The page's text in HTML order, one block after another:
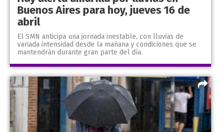
Buenos Aires para hoy, jueves 16 de
abril
El SMN anticipa una jornada inestable, con lluvias de
variada intensidad desde la mañana y condiciones que se
mantendrán durante gran parte del día.